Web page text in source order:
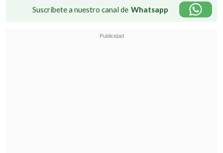
Suscríbete a nuestro canal de Whatsapp